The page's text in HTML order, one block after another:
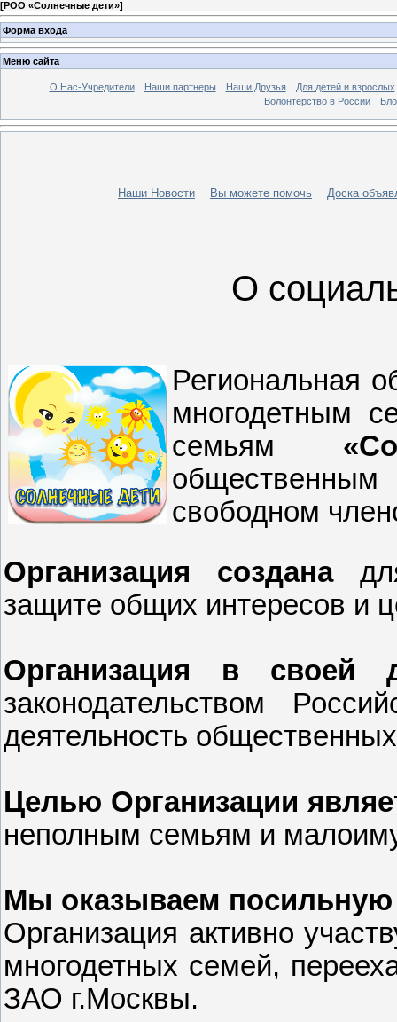
[РОО «Солнечные дети»]
Форма входа
Меню сайта
О Нас-Учредители Наши партнеры Наши Друзья
Для детей и взрослых
Волонтерство в России
Наши Новости Вы можете помочь Доска
О
Региональная
многодетным
семьям
свободном
Организация созданадля
защите общих интересов и
Организация в своей
законодательством
деятельность
Целью Организации
неполным семьям и
Мы оказываем
Организация активно
многодетных семей,
ЗАО г.Москвы.